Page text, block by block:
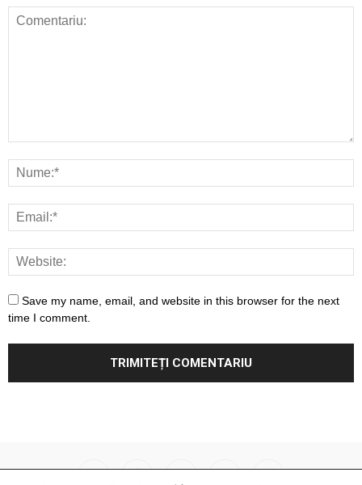
Save my name, email, and website in this browser for the next
time I comment.